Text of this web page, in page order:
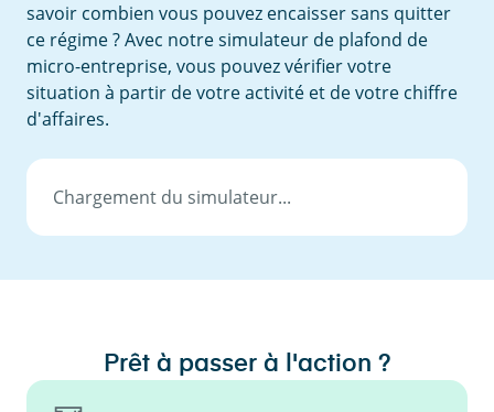
savoir combien vous pouvez encaisser sans quitter
ce régime ? Avec notre simulateur de plafond de
micro-entreprise, vous pouvez vérifier votre
situation à partir de votre activité et de votre chiffre
d'affaires.
Chargement du simulateur...
Prêt à passer à l'action ?